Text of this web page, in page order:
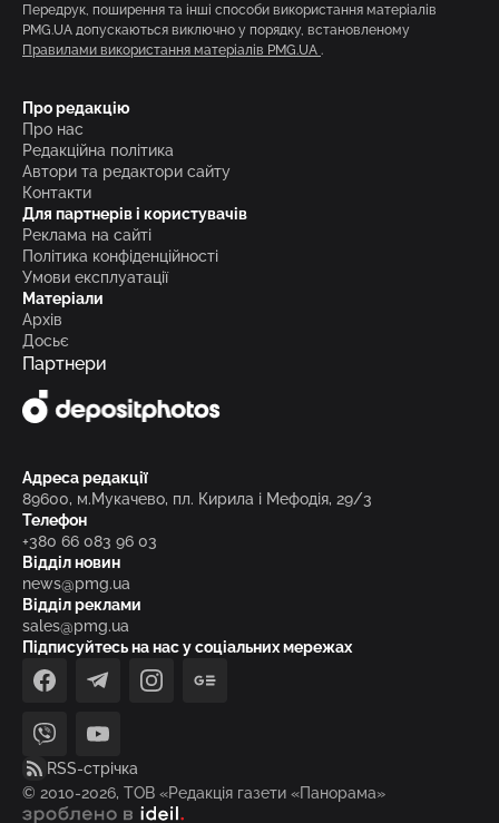
Передрук, поширення та інші способи використання матеріалів
PMG.UA допускаються виключно у порядку, встановленому
Правилами використання матеріалів PMG.UA .
Про редакцію
Про нас
Редакційна політика
Автори та редактори сайту
Контакти
Для партнерів і користувачів
Реклама на сайті
Політика конфіденційності
Умови експлуатації
Матеріали
Архів
Досьє
Партнери
Адреса редакції
89600, м.Мукачево, пл. Кирила і Мефодія, 29/3
Телефон
+380 66 083 96 03
Відділ новин
news@pmg.ua
Відділ реклами
sales@pmg.ua
Підписуйтесь на нас у соціальних мережах
facebooktelegraminstagramgoogle_news
viber
youtube
RSS-стрічка
© 2010-2026, ТОВ «Редакція газети «Панорама»
зроблено в ideil.